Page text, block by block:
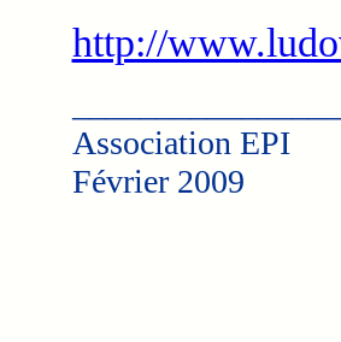
http://
Association EPI
Février 2009